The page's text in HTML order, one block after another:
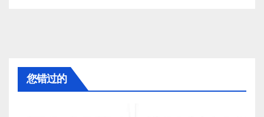
您错过的